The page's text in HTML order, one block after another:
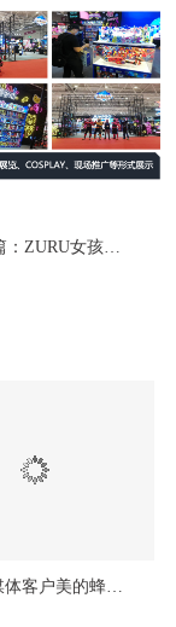
腾远新媒体客户美的蜂窝锅广告投放案例概览